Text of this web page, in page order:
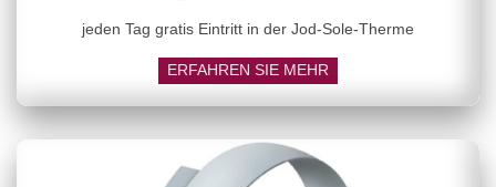
jeden Tag gratis Eintritt in der Jod-Sole-Therme
ERFAHREN SIE MEHR